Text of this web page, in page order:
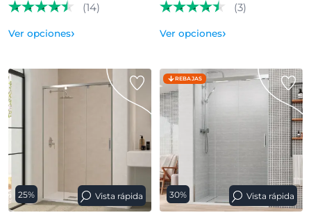
(14)
Ver opciones›
(3)
Ver opciones›
25% Vista rápida
REBAJAS
30% Vista rápida